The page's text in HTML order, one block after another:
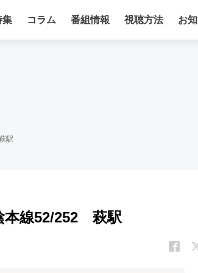
集 コラム 番組情報 視聴方法 お
駅
本線52/252 萩駅